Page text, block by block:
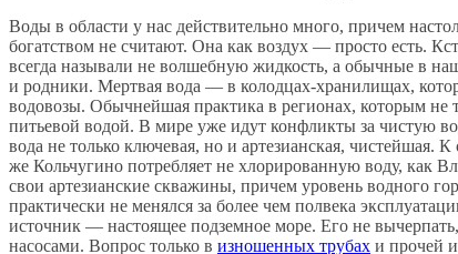
Воды в области у нас действительно много, причем
богатством не считают. Она как воздух — просто есть.
всегда называли не волшебную жидкость, а обычные в
и родники. Мертвая вода — в колодцах-хранилищах,
водовозы. Обычнейшая практика в регионах, которым не
питьевой водой. В мире уже идут конфликты за чистую
вода не только ключевая, но и артезианская, чистейшая. К
же Кольчугино потребляет не хлорированную воду, как
свои артезианские скважины, причем уровень водного
практически не менялся за более чем полвека
источник — настоящее подземное море. Его не
насосами. Вопрос только в изношенных трубах и прочей